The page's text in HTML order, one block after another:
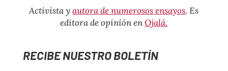
Activista yautora de numerosos ensayos. Es
editora de opinión enOjalá.
RECIBE NUESTRO BOLETÍN